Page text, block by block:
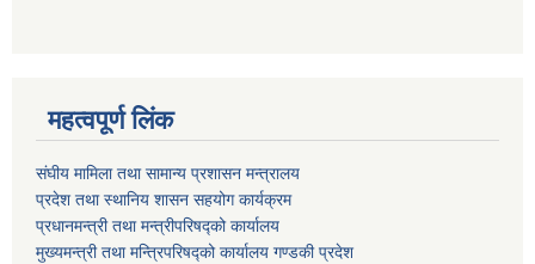
महत्वपूर्ण लिंक
संघीय मामिला तथा सामान्य प्रशासन मन्त्रालय
प्रदेश तथा स्थानिय शासन सहयोग कार्यक्रम
प्रधानमन्त्री तथा मन्त्रीपरिषद्को कार्यालय
मुख्यमन्त्री तथा मन्त्रिपरिषद्को कार्यालय गण्डकी प्रदेश